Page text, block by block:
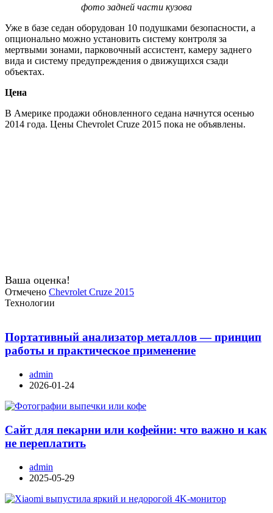
фото задней части кузова
Уже в базе седан оборудован 10 подушками безопасности, а
опционально можно установить систему контроля за
мертвыми зонами, парковочный ассистент, камеру заднего
вида и систему предупреждения о движущихся сзади
объектах.
Цена
В Америке продажи обновленного седана начнутся осенью
2014 года. Цены Chevrolet Cruze 2015 пока не объявлены.
Ваша оценка!
Отмечено Chevrolet Cruze 2015
Технологии
Портативный анализатор металлов — принцип
работы и практическое применение
admin
2026-01-24
Сайт для пекарни или кофейни: что важно и как
не переплатить
admin
2025-05-29